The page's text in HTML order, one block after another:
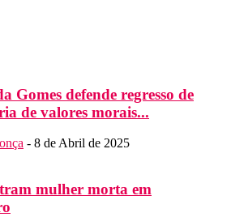
Gomes defende regresso de
de valores morais...
- 8 de Abril de 2025
mulher morta em